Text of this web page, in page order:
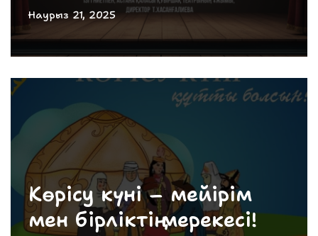
Наурыз 21, 2025
Көрісу күні – мейірім
мен бірліктің мерекесі!